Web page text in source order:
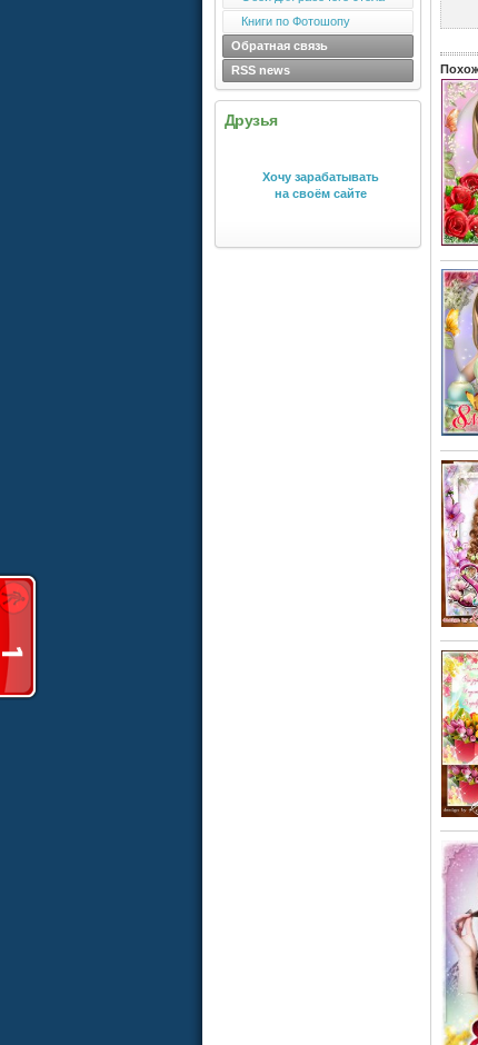
Книги по Фотошопу
Обратная связь
RSS news
Друзья
Хочу зарабатывать
на своём сайте